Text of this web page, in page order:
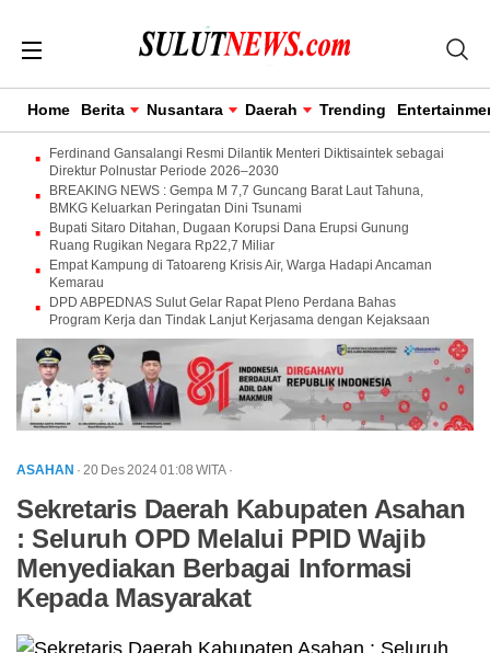
Home Berita Nusantara Daerah Trending
Ferdinand Gansalangi Resmi Dilantik Menteri Diktisaintek sebagai
Direktur Polnustar Periode 2026–2030
BREAKING NEWS : Gempa M 7,7 Guncang Barat Laut Tahuna,
BMKG Keluarkan Peringatan Dini Tsunami
Bupati Sitaro Ditahan, Dugaan Korupsi Dana Erupsi Gunung
Ruang Rugikan Negara Rp22,7 Miliar
Empat Kampung di Tatoareng Krisis Air, Warga Hadapi Ancaman
Kemarau
DPD ABPEDNAS Sulut Gelar Rapat Pleno Perdana Bahas
Program Kerja dan Tindak Lanjut Kerjasama dengan Kejaksaan
ASAHAN · 20 Des 202401:08 WITA ·
Sekretaris Daerah Kabupaten Asahan
: Seluruh OPD Melalui PPID Wajib
Menyediakan Berbagai Informasi
Kepada Masyarakat